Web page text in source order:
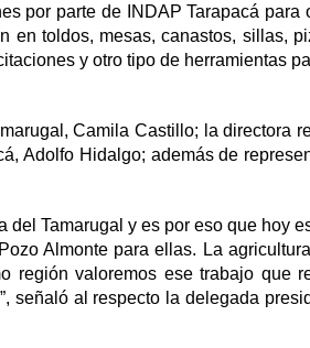
por parte de INDAP Tarapacá para
en toldos, mesas, canastos, sillas,
y otro tipo de herramientas
Camila Castillo; la directora
Adolfo Hidalgo; además de
Tamarugal y es por eso que hoy
Almonte para ellas. La
región valoremos ese trabajo que
señaló al respecto la delegada